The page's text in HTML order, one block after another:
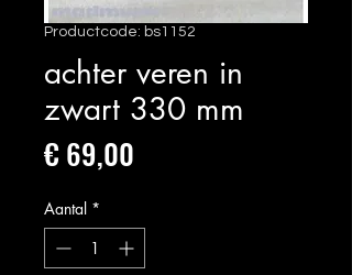
Productcode: bs1152
achter veren in
zwart 330 mm
€ 69,00
Aantal *